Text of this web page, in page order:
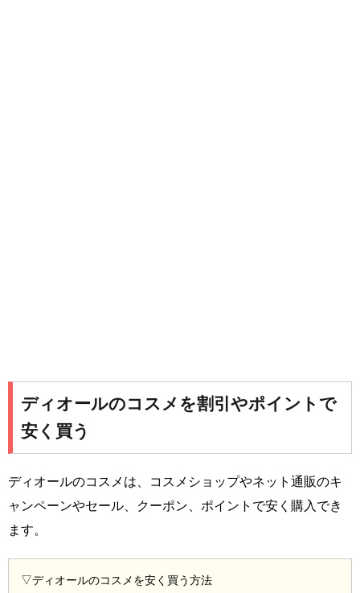
ディオールのコスメを割引やポイントで
安く買う
ディオールのコスメは、コスメショップやネット通販のキ
ャンペーンやセール、クーポン、ポイントで安く購入でき
ます。
▽ディオールのコスメを安く買う方法